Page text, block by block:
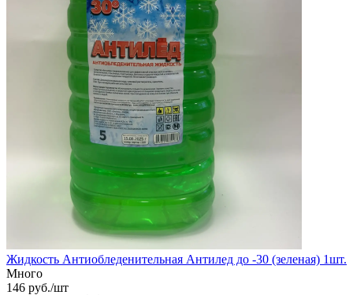
Жидкость Антиобледенительная Антилед до -30 (зеленая) 1шт.
Много
146 руб./шт